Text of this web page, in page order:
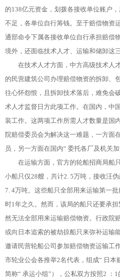
的138亿元资金，划拨各接收单位账户
不足，各单位自行筹钱。至于赔偿物资
通部命令下属各接收单位自行承担赔偿
境外，还面临技术人才、运输和储卸这
在技术人才方面，中方高级技术人
的民营建筑公司办理赔偿物资的拆卸、
往心怀怨恨，且拆卸技术落后，难免会
术人才监督日方此项工作。在国内，中
装工作。这两项工作所需人才数量是国
院赔偿委员会为解决这一难题，一方面
员，另一方面在国内“ 委托各厂及机关加
在运输方面，官方的轮船招商局船
小船只仅28艘，共计2. 5万吨，接收汪
7. 4万吨。这些船只全部用来运输第一
时1年之久。然而，该局的船只还要承
然无法全部用来运输赔偿物资。行政院
或向日本追索的被劫掠船只来弥补运输
邀请民营轮船公司参加赔偿物资运输工
市轮业公会各推举2名代表，组成“ 日本
简称“ 承运小组”），公私双方按照2 ：